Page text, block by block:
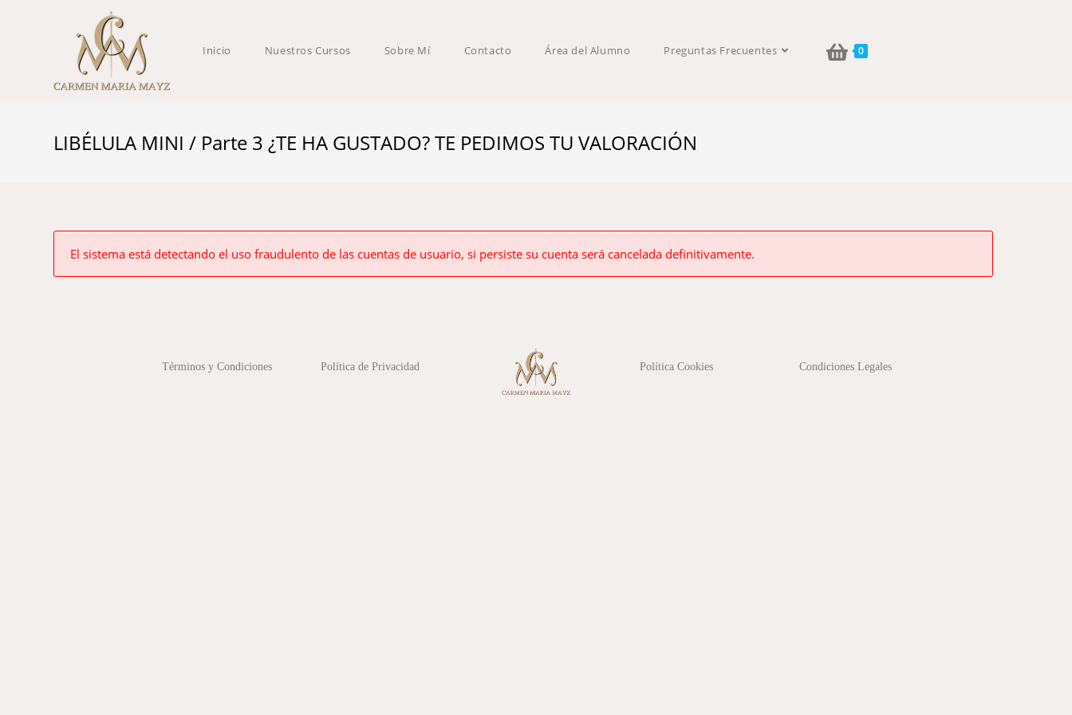
Inicio Nuestros Cursos Sobre Mí Contacto Área del Alumno Preguntas Frecuentes 0
LIBÉLULA MINI / Parte 3 ¿TE HA GUSTADO? TE PEDIMOS TU VALORACIÓN
El sistema está detectando el uso fraudulento de las cuentas de usuario, si persiste su cuenta será cancelada definitivamente.
Términos y Condiciones Política de Privacidad Política Cookies Condiciones Legales